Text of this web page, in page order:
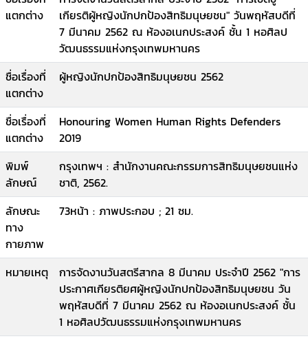
แตกต่าง
เกียรติผู้หญิงนักปกป้องสิทธิมนุษยชน" วันพฤหัสบดีที่
7 มีนาคม 2562 ณ ห้องอเนกประสงค์ ชั้น 1 หอศิลป
วัฒนธรรมแห่งกรุงเทพมหานคร
ชื่อเรื่องที่
แตกต่าง
ผู้หญิงนักปกป้องสิทธิมนุษยชน 2562
ชื่อเรื่องที่
แตกต่าง
Honouring Women Human Rights Defenders
2019
พิมพ์
ลักษณ์
กรุงเทพฯ : สำนักงานคณะกรรมการสิทธิมนุษยชนแห่ง
ชาติ, 2562.
ลักษณะ
ทาง
กายภาพ
73หน้า : ภาพประกอบ ; 21 ซม.
หมายเหตุ
การจัดงานวันสตรีสากล 8 มีนาคม ประจำปี 2562 "การ
ประกาศเกียรติยศผู้หญิงนักปกป้องสิทธิมนุษยชน วัน
พฤหัสบดีที่ 7 มีนาคม 2562 ณ ห้องอเนกประสงค์ ชั้น
1 หอศิลปวัฒนธรรมแห่งกรุงเทพมหานคร